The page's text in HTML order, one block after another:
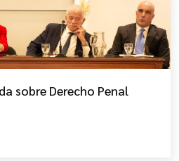
sobre Derecho Penal